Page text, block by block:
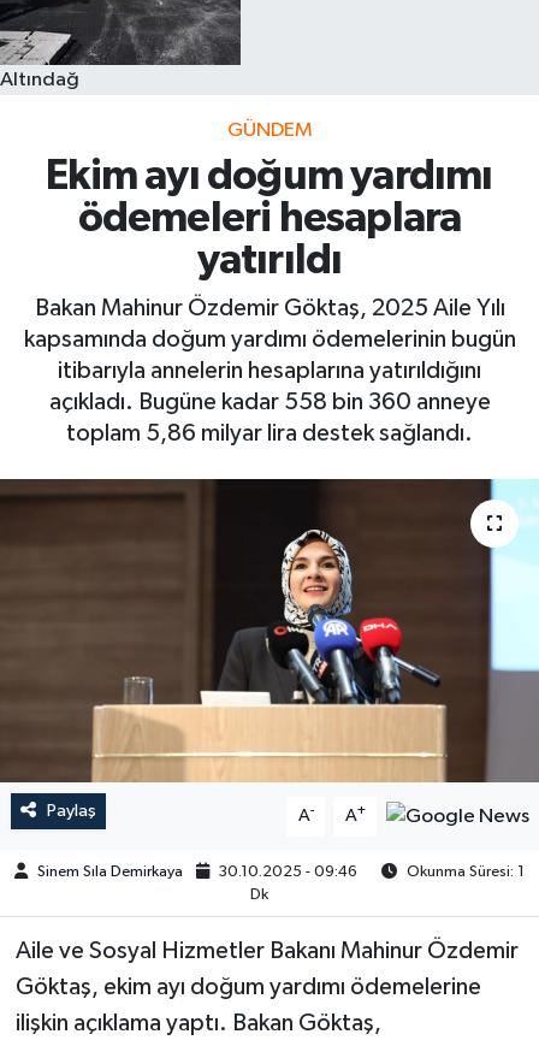
Altındağ
GÜNDEM
Ekim ayı doğum yardımı
ödemeleri hesaplara
yatırıldı
Bakan Mahinur Özdemir Göktaş, 2025 Aile Yılı
kapsamında doğum yardımı ödemelerinin bugün
itibarıyla annelerin hesaplarına yatırıldığını
açıkladı. Bugüne kadar 558 bin 360 anneye
toplam 5,86 milyar lira destek sağlandı.
Paylaş A- A+
Sinem Sıla Demirkaya 30.10.2025 - 09:46
Okunma Süresi: 1
Dk
Aile ve Sosyal Hizmetler Bakanı Mahinur Özdemir
Göktaş, ekim ayı doğum yardımı ödemelerine
ilişkin açıklama yaptı. Bakan Göktaş,